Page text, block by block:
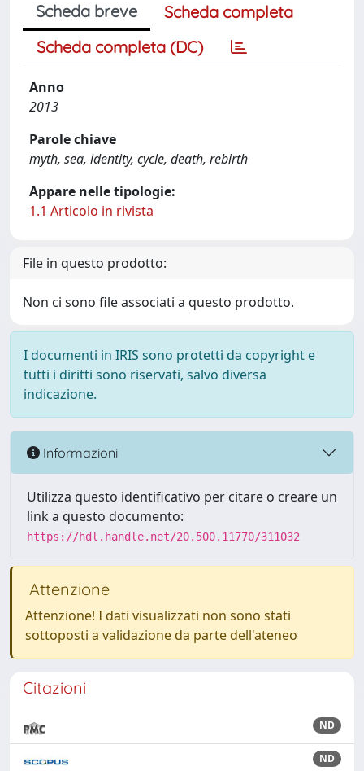
Scheda breve
Scheda completa
Scheda completa (DC)
Anno
2013
Parole chiave
myth, sea, identity, cycle, death, rebirth
Appare nelle tipologie:
1.1 Articolo in rivista
File in questo prodotto:
Non ci sono file associati a questo prodotto.
I documenti in IRIS sono protetti da copyright e
tutti i diritti sono riservati, salvo diversa
indicazione.
Informazioni
Utilizza questo identificativo per citare o creare un
link a questo documento:
https://hdl.handle.net/20.500.11770/311032
Attenzione
Attenzione! I dati visualizzati non sono stati
sottoposti a validazione da parte dell'ateneo
Citazioni
ND
ND